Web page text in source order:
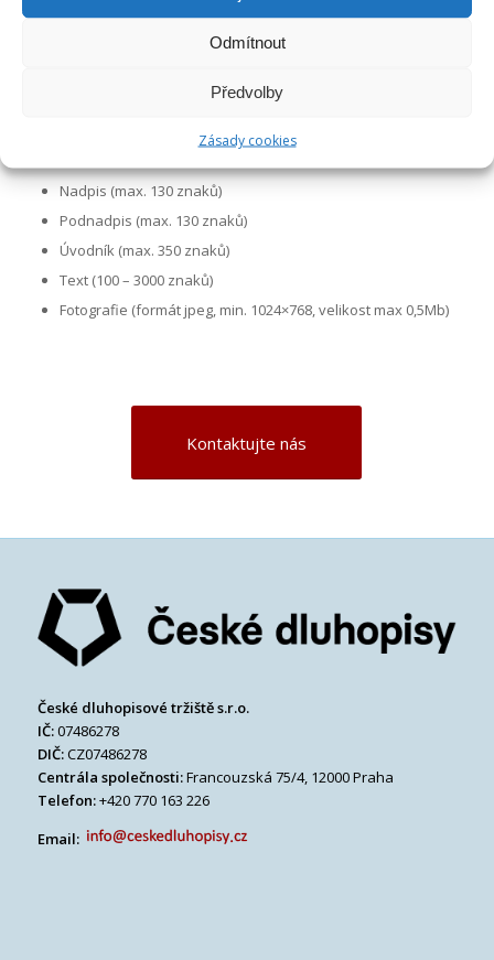
Odmítnout
Předvolby
Zásady cookies
https://ceskedluhopisy.cz/predstaveni-nove-
https://ceskedluhopisy.cz/emitent-se-objevi-v-
Nadpis (max. 130 znaků)
Podnadpis (max. 130 znaků)
Úvodník (max. 350 znaků)
Text (100 – 3000 znaků)
Fotografie (formát jpeg, min. 1024×768, velikost max 0,5Mb)
Kontaktujte nás
České dluhopisové tržiště s.r.o.
IČ:07486278
DIČ:CZ07486278
Centrála společnosti:Francouzská 75/4, 12000 Praha
Telefon:+420 770 163 226
Email: